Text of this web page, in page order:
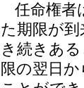
任命権者
た期限が
き続きあ
限の翌日